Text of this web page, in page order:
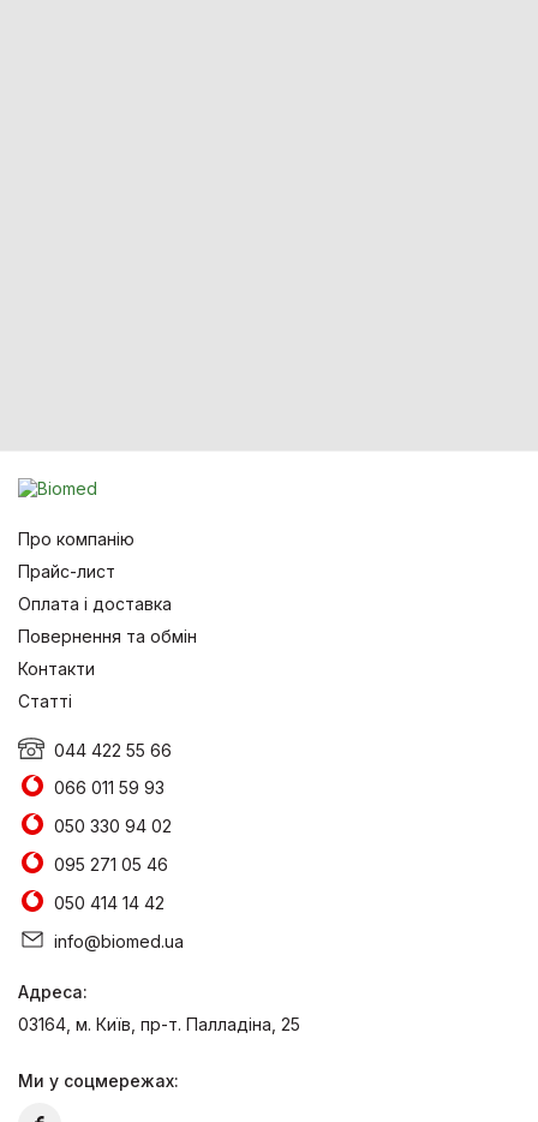
Про компанію
Прайс-лист
Оплата і доставка
Повернення та обмін
Контакти
Статті
044 422 55 66
066 011 59 93
050 330 94 02
095 271 05 46
050 414 14 42
info@biomed.ua
Адреса:
03164, м. Київ, пр-т. Палладіна, 25
Ми у соцмережах: